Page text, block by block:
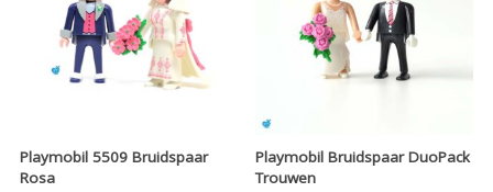
Playmobil 5509 Bruidspaar
Rosa
Playmobil Bruidspaar DuoPack
Trouwen